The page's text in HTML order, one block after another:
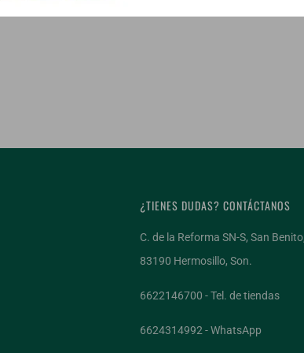
¡ÚNETE
Recibe 3
¿TIENES DUDAS? CONTÁCTANOS
C. de la Reforma SN-S, San Benito,
83190 Hermosillo, Son.
6622146700 - Tel. de tiendas
6624314992 - WhatsApp